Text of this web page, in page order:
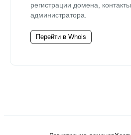
регистрации домена, контакты
администратора.
Перейти в Whois